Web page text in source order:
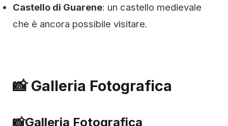
Castello di Guarene: un castello medievale
che è ancora possibile visitare.
📸 Galleria Fotografica
📸Galleria Fotografica